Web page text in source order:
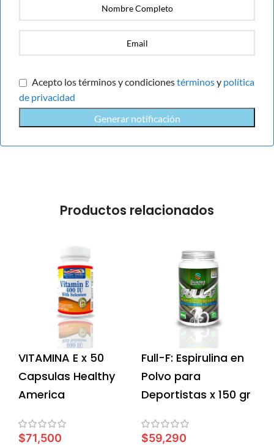
Acepto los términos y condicionestérminosy política
de privacidad
Generar notificación
Productos relacionados
VITAMINA E x 50
Capsulas Healthy
America
$71,500
Full-F: Espirulina en
Polvo para
Deportistas x 150 gr
$59,290